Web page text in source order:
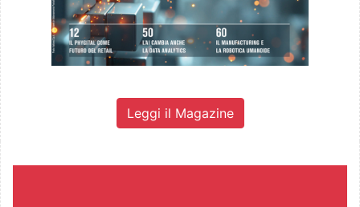
Leggi il Magazine